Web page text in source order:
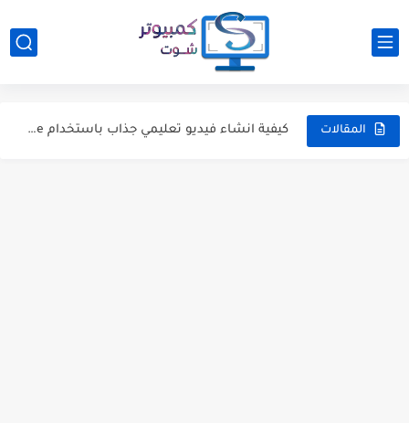
المقالات
خبر : مشغل الدورات التدريبية iSpring Suite متوفر الآن باللغة...